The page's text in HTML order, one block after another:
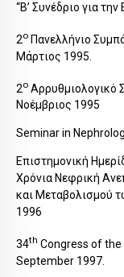
“Β’ Συνέδριο για
2ο Πανελλήνιο
Μάρτιος 1995.
2ο Αρρυθμιολογικό
Νοέμβριος 1995
Seminar in
Επιστημονική
Χρόνια Νεφρική
και Μεταβολισμού
1996
34th Congress of the
September 1997.